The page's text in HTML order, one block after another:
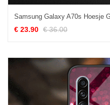
€ 23.90 € 36.00